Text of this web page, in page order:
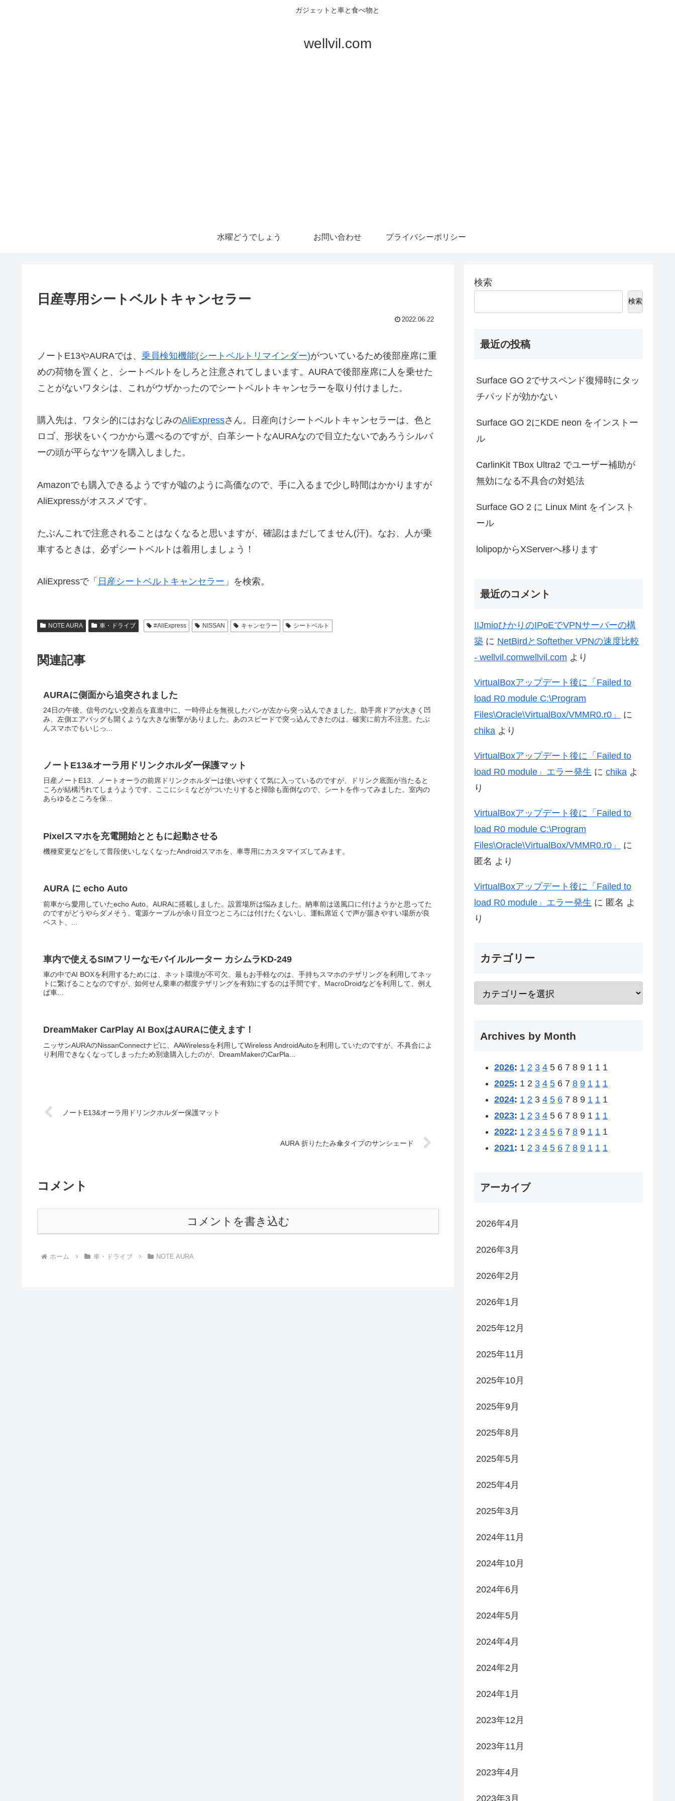
ガジェットと車と食べ物と
wellvil.com
水曜どうでしょう お問い合わせ プライバシーポリシー
日産専用シートベルトキャンセラー
2022.06.22
ノートE13やAURAでは、 乗員検知機能(シートベルトリマインダー)がついているため後部座席に重
めの荷物を置くと、シートベルトをしろと注意されてしまいます。AURAで後部座席に人を乗せた
ことがないワタシは、これがウザかったのでシートベルトキャンセラーを取り付けました。
購入先は、ワタシ的にはおなじみのAliExpressさん。日産向けシートベルトキャンセラーは、色と
ロゴ、形状をいくつかから選べるのですが、白革シートなAURAなので目立たないであろうシルバ
ーの頭が平らなヤツを購入しました。
Amazonでも購入できるようですが嘘のように高価なので、手に入るまで少し時間はかかりますが
AliExpressがオススメです。
たぶんこれで注意されることはなくなると思いますが、確認はまだしてません(汗)。なお、人が乗
車するときは、必ずシートベルトは着用しましょう！
AliExpressで「 日産シートベルトキャンセラー 」を検索。
NOTE AURA 車・ドライブ #AliExpress NISSAN キャンセラー シートベルト
関連記事
AURAに側面から追突されました
24日の午後、信号のない交差点を直進中に、一時停止を無視したバンが左から突っ込んできました。助手席ドアが大きく凹
み、左側エアバッグも開くような大きな衝撃がありました。あのスピードで突っ込んできたのは、確実に前方不注意。たぶ
んスマホでもいじっ...
ノートE13&オーラ用ドリンクホルダー保護マット
日産ノートE13、ノートオーラの前席ドリンクホルダーは使いやすくて気に入っているのですが、ドリンク底面が当たると
ころが結構汚れてしまうようです。ここにシミなどがついたりすると掃除も面倒なので、シートを作ってみました。室内の
あらゆるところを保...
Pixelスマホを充電開始とともに起動させる
機種変更などをして普段使いしなくなったAndroidスマホを、車専用にカスタマイズしてみます。
AURA に echo Auto
前車から愛用していたecho Auto。AURAに搭載しました。設置場所は悩みました。納車前は送風口に付けようかと思ってた
のですがどうやらダメそう。電源ケーブルが余り目立つところには付けたくないし、運転席近くで声が届きやすい場所が良
ベスト、...
車内で使えるSIMフリーなモバイルルーター カシムラKD-249
車の中でAI BOXを利用するためには、ネット環境が不可欠。最もお手軽なのは、手持ちスマホのテザリングを利用してネッ
トに繋げることなのですが、如何せん乗車の都度テザリングを有効にするのは手間です。MacroDroidなどを利用して、例え
ば車...
DreamMaker CarPlay AI BoxはAURAに使えます！
ニッサンAURAのNissanConnectナビに、AAWirelessを利用してWireless AndroidAutoを利用していたのですが、不具合によ
り利用できなくなってしまったため別途購入したのが、DreamMakerのCarPla...
ノートE13&オーラ用ドリンクホルダー保護マット
AURA 折りたたみ傘タイプのサンシェード
コメント
コメントを書き込む
ホーム 車・ドライブ NOTE AURA
検索
検索
最近の投稿
Surface GO 2でサスペンド復帰時にタッ
チパッドが効かない
Surface GO 2にKDE neon をインストー
ル
CarlinKit TBox Ultra2 でユーザー補助が
無効になる不具合の対処法
Surface GO 2 に Linux Mint をインスト
ール
lolipopからXServerへ移ります
最近のコメント
IIJmioひかりのIPoEでVPNサーバーの構
築 に NetBirdとSoftether VPNの速度比較
- wellvil.comwellvil.com より
VirtualBoxアップデート後に「Failed to
load R0 module C:\Program
Files\Oracle\VirtualBox/VMMR0.r0」
に
chika より
VirtualBoxアップデート後に「Failed to
load R0 module」エラー発生 に chika よ
り
VirtualBoxアップデート後に「Failed to
load R0 module C:\Program
Files\Oracle\VirtualBox/VMMR0.r0」
に
匿名 より
VirtualBoxアップデート後に「Failed to
load R0 module」エラー発生 に 匿名 よ
り
カテゴリー
Archives by Month
2026: 1 2 3 4 5 6 7 8 9 1 1 1
2025: 1 2 3 4 5 6 7 8 9 1 1 1
2024: 1 2 3 4 5 6 7 8 9 1 1 1
2023: 1 2 3 4 5 6 7 8 9 1 1 1
2022: 1 2 3 4 5 6 7 8 9 1 1 1
2021: 1 2 3 4 5 6 7 8 9 1 1 1
アーカイブ
2026年4月
2026年3月
2026年2月
2026年1月
2025年12月
2025年11月
2025年10月
2025年9月
2025年8月
2025年5月
2025年4月
2025年3月
2024年11月
2024年10月
2024年6月
2024年5月
2024年4月
2024年2月
2024年1月
2023年12月
2023年11月
2023年4月
2023年3月